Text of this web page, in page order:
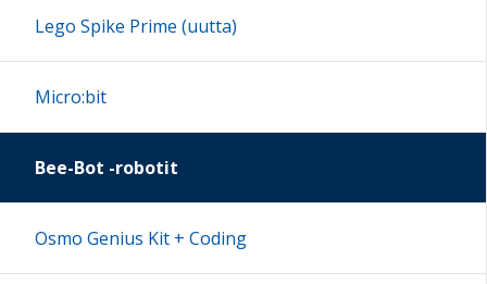
16:00
17:00
18:00
Lego Spike Prime (uutta)
Micro:bit
Bee-Bot -robotit
Osmo Genius Kit + Coding